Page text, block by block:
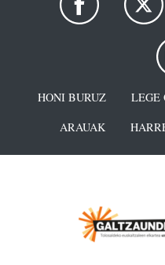
HONI BURUZ LEGE
ARAUAK